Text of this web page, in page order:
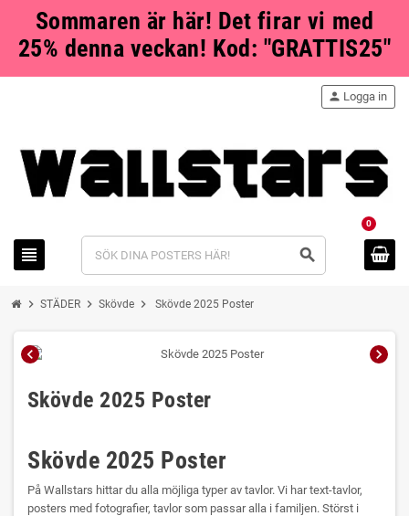
Sommaren är här! Det firar vi med
25% denna veckan! Kod: "GRATTIS25"
view_headline search
person Logga in
0
chevron_right STÄDER chevron_right Skövde chevron_right Skövde 2025 Poster
chevron_left chevron_right
Skövde 2025 Poster
Skövde 2025 Poster
På Wallstars hittar du alla möjliga typer av tavlor. Vi har text-tavlor,
posters med fotografier, tavlor som passar alla i familjen. Störst i